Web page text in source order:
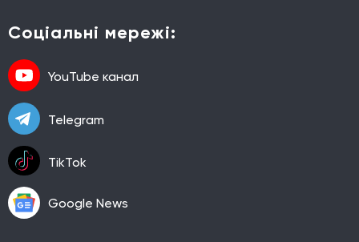
Соціальні мережі:
YouTube канал
Telegram
TikTok
Google News